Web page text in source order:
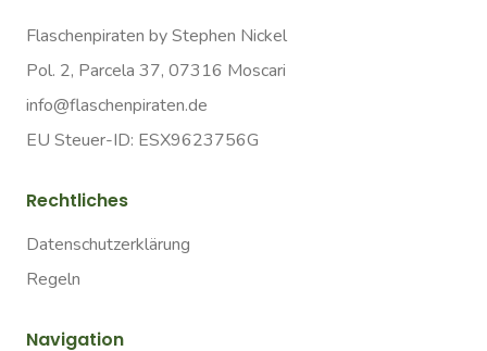
Flaschenpiraten by Stephen Nickel
Pol. 2, Parcela 37, 07316 Moscari
info@flaschenpiraten.de
EU Steuer-ID: ESX9623756G
Rechtliches
Datenschutzerklärung
Regeln
Navigation